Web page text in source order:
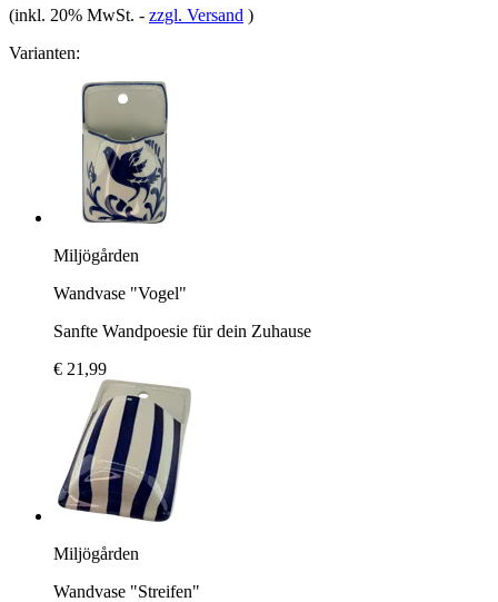
(inkl. 20% MwSt. - zzgl. Versand )
Varianten:
Miljögården
Wandvase "Vogel"
Sanfte Wandpoesie für dein Zuhause
€ 21,99
Miljögården
Wandvase "Streifen"